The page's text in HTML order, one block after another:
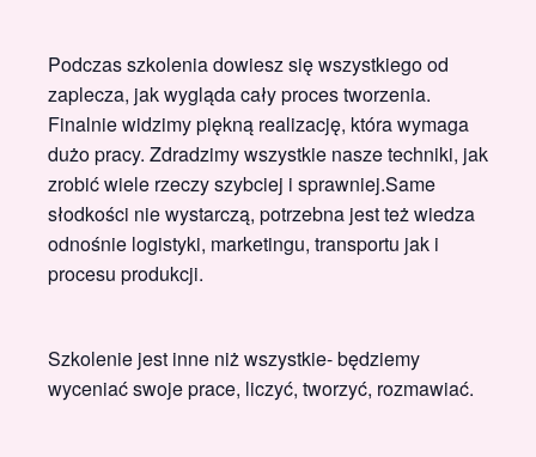
Podczas szkolenia dowiesz się wszystkiego od
zaplecza, jak wygląda cały proces tworzenia.
Finalnie widzimy piękną realizację, która wymaga
dużo pracy. Zdradzimy wszystkie nasze techniki, jak
zrobić wiele rzeczy szybciej i sprawniej.Same
słodkości nie wystarczą, potrzebna jest też wiedza
odnośnie logistyki, marketingu, transportu jak i
procesu produkcji.
Szkolenie jest inne niż wszystkie- będziemy
wyceniać swoje prace, liczyć, tworzyć, rozmawiać.